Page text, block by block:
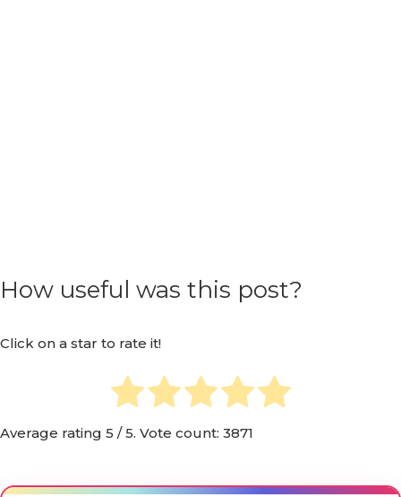
How useful was this post?
Click on a star to rate it!
Average rating 5 / 5. Vote count: 3871